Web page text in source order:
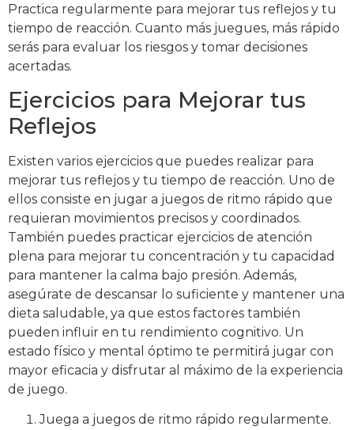
Practica regularmente para mejorar tus reflejos y tu
tiempo de reacción. Cuanto más juegues, más rápido
serás para evaluar los riesgos y tomar decisiones
acertadas.
Ejercicios para Mejorar tus
Reflejos
Existen varios ejercicios que puedes realizar para
mejorar tus reflejos y tu tiempo de reacción. Uno de
ellos consiste en jugar a juegos de ritmo rápido que
requieran movimientos precisos y coordinados.
También puedes practicar ejercicios de atención
plena para mejorar tu concentración y tu capacidad
para mantener la calma bajo presión. Además,
asegúrate de descansar lo suficiente y mantener una
dieta saludable, ya que estos factores también
pueden influir en tu rendimiento cognitivo. Un
estado físico y mental óptimo te permitirá jugar con
mayor eficacia y disfrutar al máximo de la experiencia
de juego.
Juega a juegos de ritmo rápido regularmente.